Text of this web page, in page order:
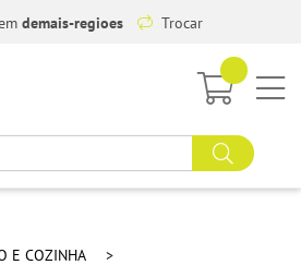
demais-regioes Trocar
E COZINHA